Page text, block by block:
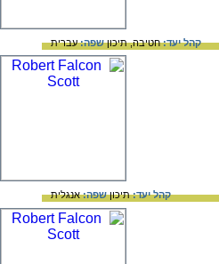
קהל יעד:חטיבה,תיכוןשפה:עברית
קהל יעד:תיכוןשפה:אנגלית